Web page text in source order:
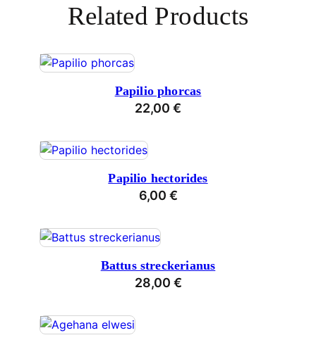
Related Products
Papilio phorcas
22,00 €
Papilio hectorides
6,00 €
Battus streckerianus
28,00 €